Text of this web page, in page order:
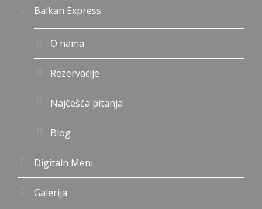
Balkan Express
O nama
Rezervacije
Najčešća pitanja
Blog
Digitaln Meni
Galerija